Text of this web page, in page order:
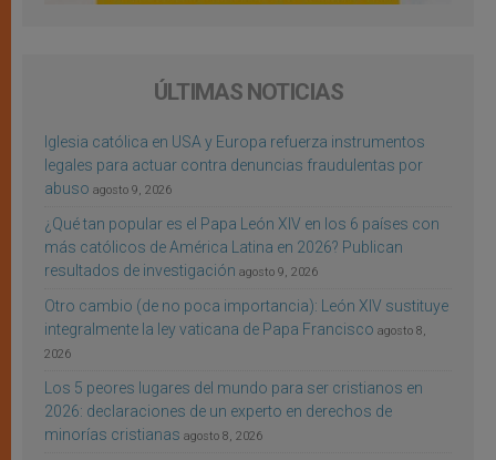
ÚLTIMAS NOTICIAS
Iglesia católica en USA y Europa refuerza instrumentos
legales para actuar contra denuncias fraudulentas por
abuso agosto 9, 2026
¿Qué tan popular es el Papa León XIV en los 6 países con
más católicos de América Latina en 2026? Publican
resultados de investigación agosto 9, 2026
Otro cambio (de no poca importancia): León XIV sustituye
integralmente la ley vaticana de Papa Francisco agosto 8,
2026
Los 5 peores lugares del mundo para ser cristianos en
2026: declaraciones de un experto en derechos de
minorías cristianas agosto 8, 2026